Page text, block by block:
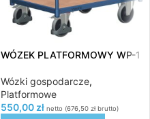
WÓZEK PLATFORMOWY WP-1
Wózki gospodarcze,
Platformowe
550,00 zł netto (676,50 zł brutto)